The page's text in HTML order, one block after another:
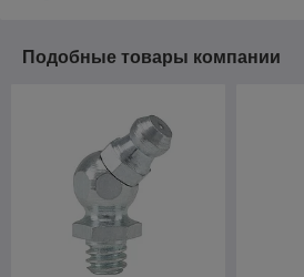
Подобные товары компании